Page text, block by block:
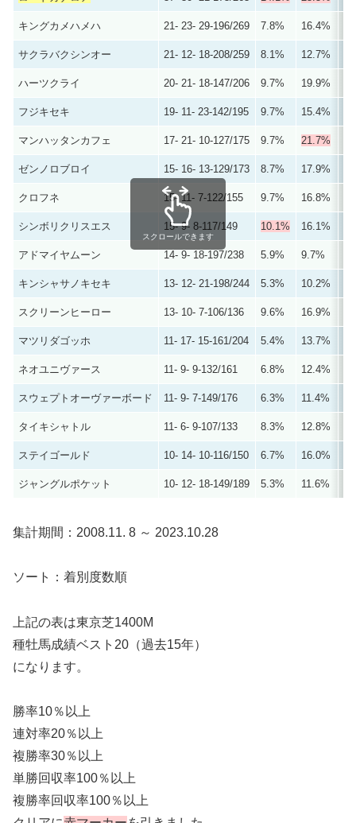
キングカメハメハ 21- 23- 29-196/269 7.8% 16.4%
サクラバクシンオー 21- 12- 18-208/259 8.1% 12.7%
ハーツクライ 20- 21- 18-147/206 9.7% 19.9%
フジキセキ 19- 11- 23-142/195 9.7% 15.4%
マンハッタンカフェ 17- 21- 10-127/175 9.7% 21.7%
ゼンノロブロイ 15- 16- 13-129/173 8.7% 17.9%
クロフネ 15- 11- 7-122/155 9.7% 16.8%
シンボリクリスエス 15- 9- 8-117/149 10.1% 16.1%
アドマイヤムーン 14- 9- 18-197/238 5.9% 9.7%
キンシャサノキセキ 13- 12- 21-198/244 5.3% 10.2%
スクリーンヒーロー 13- 10- 7-106/136 9.6% 16.9%
マツリダゴッホ 11- 17- 15-161/204 5.4% 13.7%
ネオユニヴァース 11- 9- 9-132/161 6.8% 12.4%
スウェプトオーヴァーボード 11- 9- 7-149/176 6.3% 11.4%
タイキシャトル 11- 6- 9-107/133 8.3% 12.8%
ステイゴールド 10- 14- 10-116/150 6.7% 16.0%
ジャングルポケット 10- 12- 18-149/189 5.3% 11.6%
スクロールできます
集計期間：2008.11. 8 ～ 2023.10.28
ソート：着別度数順
上記の表は東京芝1400M
種牡馬成績ベスト20（過去15年）
になります。
勝率10％以上
連対率20％以上
複勝率30％以上
単勝回収率100％以上
複勝率回収率100％以上